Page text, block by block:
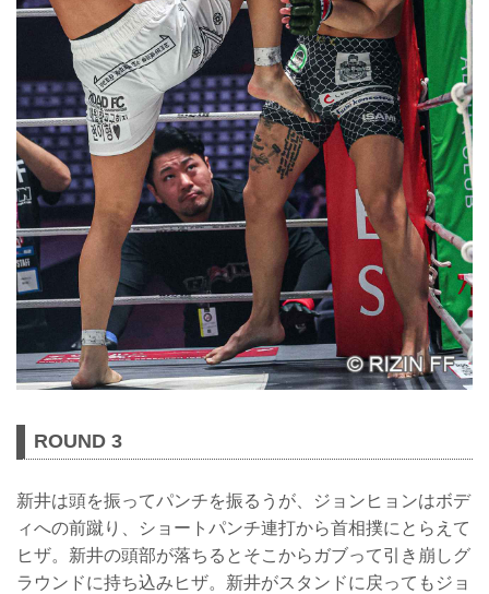
ROUND 3
新井は頭を振ってパンチを振るうが、ジョンヒョンはボデ
ィへの前蹴り、ショートパンチ連打から首相撲にとらえて
ヒザ。新井の頭部が落ちるとそこからガブって引き崩しグ
ラウンドに持ち込みヒザ。新井がスタンドに戻ってもジョ